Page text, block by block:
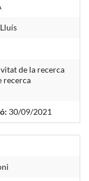
de la recerca
recerca
30/09/2021